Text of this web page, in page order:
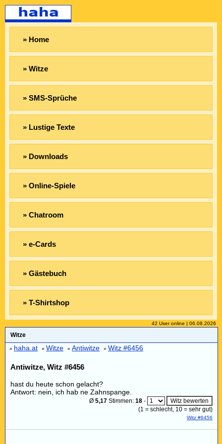
» Home
» Witze
» SMS-Sprüche
» Lustige Texte
» Downloads
» Online-Spiele
» Chatroom
» e-Cards
» Gästebuch
» T-Shirtshop
42 User online | 06.08.2026
Witze
» haha.at » Witze » Antiwitze » Witz #6456
Antiwitze, Witz #6456
hast du heute schon gelacht?
Antwort: nein, ich hab ne Zahnspange.
Ø 5,17 Stimmen: 18 -
(1 = schlecht, 10 = sehr gut)
Witz #6456